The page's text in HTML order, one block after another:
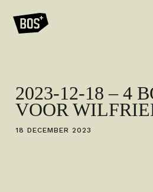
2023-12-18 – 4
VOOR
18 DECEMBER 2023